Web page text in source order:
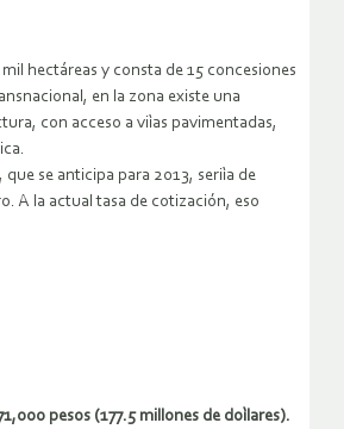
hectáreas y consta de 15 concesiones
en la zona existe una
con acceso a viìas pavimentadas,
se anticipa para 2013, seriìa de
A la actual tasa de cotización, eso
pesos (177.5 millones de doìlares).